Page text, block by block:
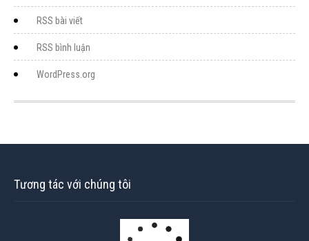
RSS bài viết
RSS bình luận
WordPress.org
Tương tác với chúng tôi